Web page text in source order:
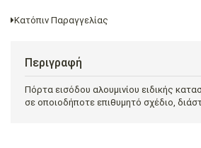
Κατόπιν Παραγγελίας
Περιγραφή
Πόρτα εισόδου αλουμινίου ειδικής
σε οποιοδήποτε επιθυμητό σχέδιο,